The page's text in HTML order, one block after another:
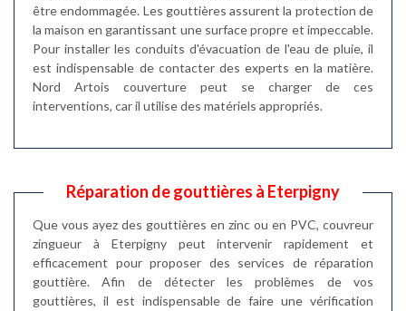
être endommagée. Les gouttières assurent la protection de
la maison en garantissant une surface propre et impeccable.
Pour installer les conduits d'évacuation de l'eau de pluie, il
est indispensable de contacter des experts en la matière.
Nord Artois couverture peut se charger de ces
interventions, car il utilise des matériels appropriés.
Réparation de gouttières à Eterpigny
Que vous ayez des gouttières en zinc ou en PVC, couvreur
zingueur à Eterpigny peut intervenir rapidement et
efficacement pour proposer des services de réparation
gouttière. Afin de détecter les problèmes de vos
gouttières, il est indispensable de faire une vérification